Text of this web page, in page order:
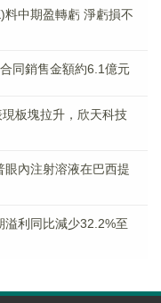
料中期盈轉虧 淨虧損不
同銷售金額約6.1億元
現板塊拉升，欣天科技
內注射溶液在巴西提
利同比減少32.2%至